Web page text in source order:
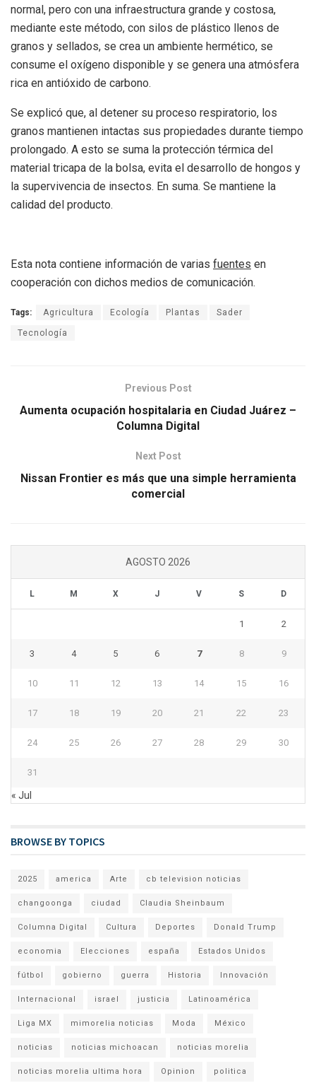
normal, pero con una infraestructura grande y costosa,
mediante este método, con silos de plástico llenos de
granos y sellados, se crea un ambiente hermético, se
consume el oxígeno disponible y se genera una atmósfera
rica en antióxido de carbono.
Se explicó que, al detener su proceso respiratorio, los
granos mantienen intactas sus propiedades durante tiempo
prolongado. A esto se suma la protección térmica del
material tricapa de la bolsa, evita el desarrollo de hongos y
la supervivencia de insectos. En suma. Se mantiene la
calidad del producto.
Esta nota contiene información de varias fuentes en
cooperación con dichos medios de comunicación.
Tags: Agricultura Ecología Plantas Sader
Tecnología
Previous Post
Aumenta ocupación hospitalaria en Ciudad Juárez –
Columna Digital
Next Post
Nissan Frontier es más que una simple herramienta
comercial
AGOSTO 2026
L M X J V S D
1 2
3 4 5 6 7 8 9
10 11 12 13 14 15 16
17 18 19 20 21 22 23
24 25 26 27 28 29 30
31
« Jul
BROWSE BY TOPICS
2025 america Arte cb television noticias
changoonga ciudad Claudia Sheinbaum
Columna Digital Cultura Deportes Donald Trump
economia Elecciones españa Estados Unidos
fútbol gobierno guerra Historia Innovación
Internacional israel justicia Latinoamérica
Liga MX mimorelia noticias Moda México
noticias noticias michoacan noticias morelia
noticias morelia ultima hora Opinion politica